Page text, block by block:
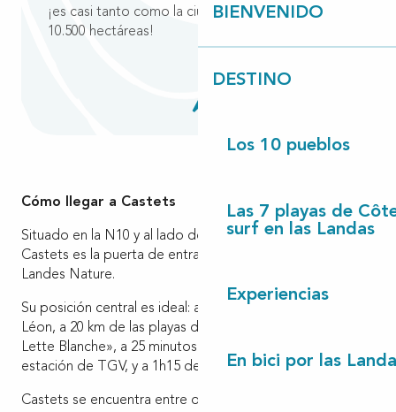
BIENVENIDO
DESTINO
Los 10 pueblos
Las 7 playas de
surf en las Landas
Experiencias
En bici por las
¡es casi tanto como la ciudad de París que es de
10.500 hectáreas!
Cómo llegar a Castets
Situado en la N10 y al lado de la A63, el pueblo de
Castets es la puerta de entrada al territorio de Cote
Landes Nature.
Su posición central es ideal: a sólo 15 km del lago de
Léon, a 20 km de las playas de Saint Girons y de «La
Lette Blanche», a 25 minutos de la ciudad de Dax y de su
estación de TGV, y a 1h15 de Burdeos.
Castets se encuentra entre dos rutas principales para unir